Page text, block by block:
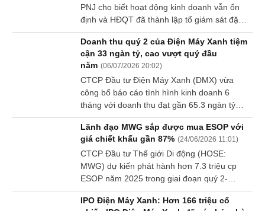
PNJ cho biết hoạt động kinh doanh vẫn ổn
định và HĐQT đã thành lập tổ giám sát đặc
biệt nhằm tăng cường giám sát công ty con.
Doanh thu quý 2 của Điện Máy Xanh tiệm
cận 33 ngàn tỷ, cao vượt quý đầu
năm (06/07/2026 20:02)
CTCP Đầu tư Điện Máy Xanh (DMX) vừa
công bố báo cáo tình hình kinh doanh 6
tháng với doanh thu đạt gần 65.3 ngàn tỷ
đồng, tăng 31% so với cùng kỳ năm trước,
đồng thời hoàn thành 53% kế hoạch cả năm
nay.
Lãnh đạo MWG sắp được mua ESOP với
giá chiết khấu gần 87% (24/06/2026 11:01)
CTCP Đầu tư Thế giới Di động (HOSE:
MWG) dự kiến phát hành hơn 7.3 triệu cp
ESOP năm 2025 trong giai đoạn quý 2-
3/2026. Giá thực hiện là 10,000 đồng/cp,
thấp hơn gần 87% so với thị giá cổ phiếu
IPO Điện Máy Xanh: Hơn 166 triệu cổ